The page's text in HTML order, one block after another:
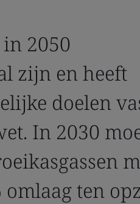
2050
zijn en heeft
doelen
In 2030
ten